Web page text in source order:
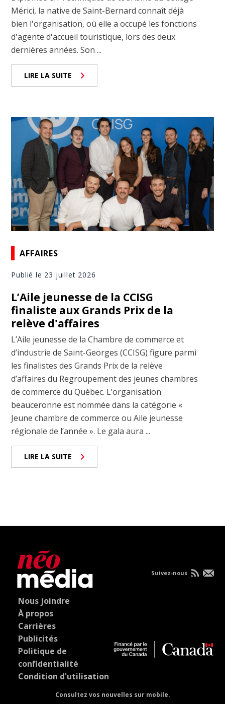
Mérici, la native de Saint-Bernard connaît déjà
bien l'organisation, où elle a occupé les fonctions
d'agente d'accueil touristique, lors des deux
dernières années. Son ...
LIRE LA SUITE
AFFAIRES
Publié le 23 juillet 2026
L’Aile jeunesse de la CCISG
finaliste aux Grands Prix de la
relève d'affaires
L’Aile jeunesse de la Chambre de commerce et
d’industrie de Saint-Georges (CCISG) figure parmi
les finalistes des Grands Prix de la relève
d’affaires du Regroupement des jeunes chambres
de commerce du Québec. L’organisation
beauceronne est nommée dans la catégorie «
Jeune chambre de commerce ou Aile jeunesse
régionale de l’année ». Le gala aura ...
LIRE LA SUITE
Nous joindre
À propos
Carrières
Publicités
Politique de
confidentialité
Condition d'utilisation
Consultez vos nouvelles sur mobile.
Suivez-nous